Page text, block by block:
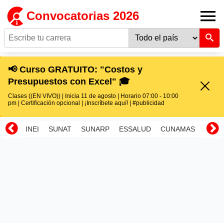
Convocatorias 2026
📢 Curso GRATUITO: "Costos y
Presupuestos con Excel" 🎓
Clases ((EN VIVO)) | Inicia 11 de agosto | Horario 07:00 - 10:00
pm | Certificación opcional | ¡Inscríbete aquí! | #publicidad
INEI SUNAT SUNARP ESSALUD CUNAMAS